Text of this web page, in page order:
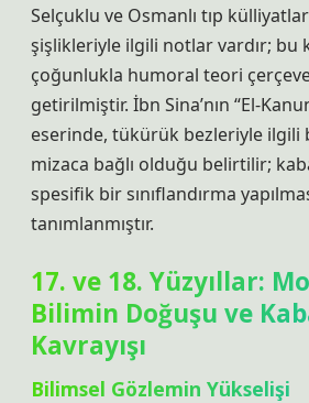
Selçuklu ve Osmanlı tıp
şişlikleriyle ilgili notlar vardır; bu
çoğunlukla humoral teori
getirilmiştir. İbn Sina’nın “El-
eserinde, tükürük bezleriyle ilgili
mizaca bağlı olduğu belirtilir;
spesifik bir sınıflandırma
tanımlanmıştır.
17. ve 18. Yüzyıllar:
Bilimin Doğuşu ve
Kavrayışı
Bilimsel Gözlemin Yükselişi